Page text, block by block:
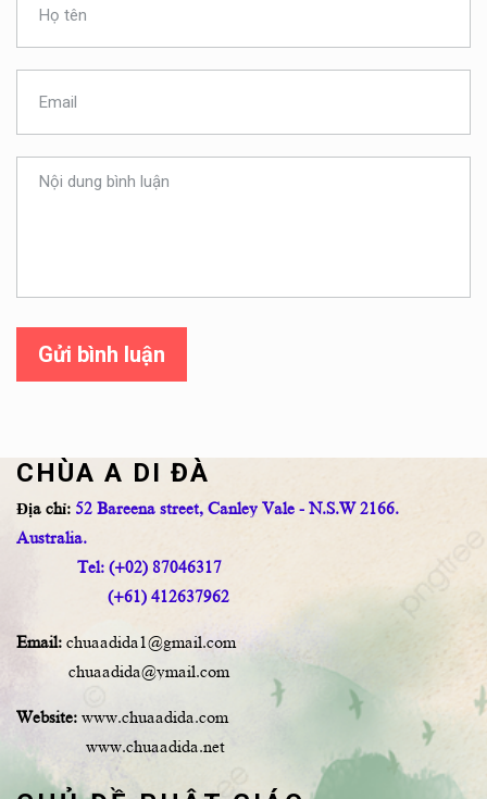
Gửi bình luận
CHÙA A DI ĐÀ
Địa chỉ: 52 Bareena street, Canley Vale - N.S.W 2166.
Australia.
Tel: (+02) 87046317
(+61) 412637962
Email: chuaadida1@gmail.com
chuaadida@ymail.com
Website: www.chuaadida.com
www.chuaadida.net